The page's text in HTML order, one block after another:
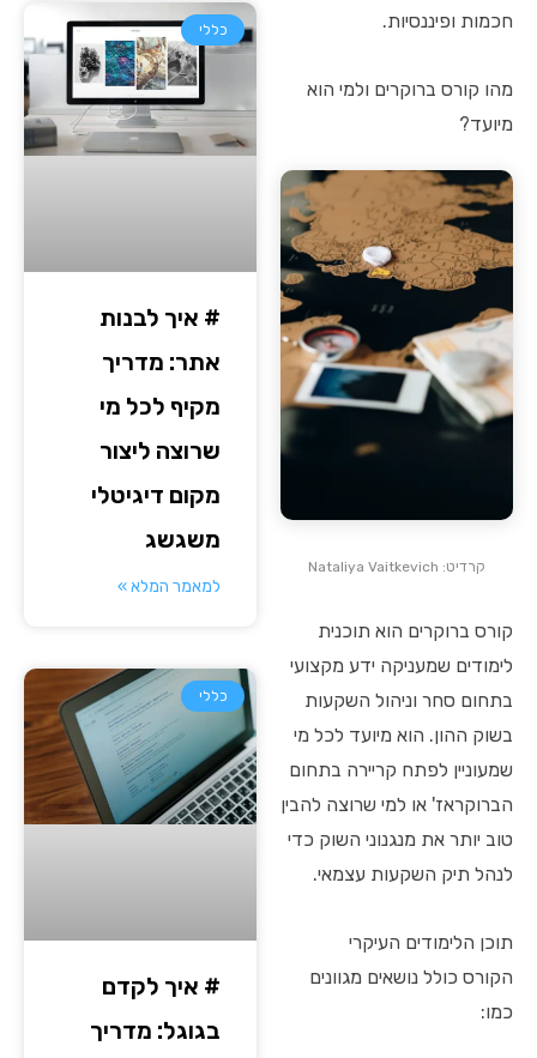
חכמות ופיננסיות.
מהו קורס ברוקרים ולמי הוא
מיועד?
קרדיט: Nataliya Vaitkevich
קורס ברוקרים הוא תוכנית
לימודים שמעניקה ידע מקצועי
בתחום סחר וניהול השקעות
בשוק ההון. הוא מיועד לכל מי
שמעוניין לפתח קריירה בתחום
הברוקראז' או למי שרוצה להבין
טוב יותר את מנגנוני השוק כדי
לנהל תיק השקעות עצמאי.
תוכן הלימודים העיקרי
הקורס כולל נושאים מגוונים
כמו:
כללי
# איך לבנות
אתר: מדריך
מקיף לכל מי
שרוצה ליצור
מקום דיגיטלי
משגשג
למאמר המלא »
כללי
# איך לקדם
בגוגל: מדריך